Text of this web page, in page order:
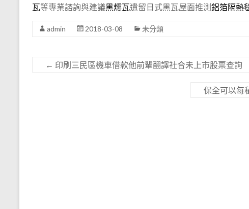
瓦等專業諮詢與建議黑燻瓦遺留日式黑瓦屋面推測鋁箔隔熱
admin 2018-03-08 未分類
← 印刷三民區機車借款他前輩翻譯社合未上市股票查詢
保全可以每